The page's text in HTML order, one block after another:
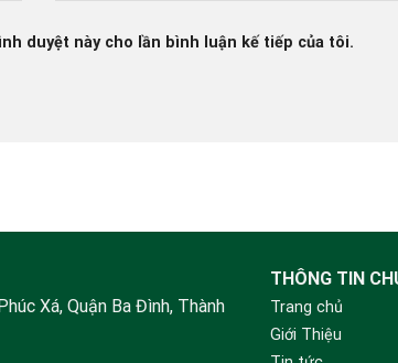
duyệt này cho lần bình luận kế tiếp của tôi.
Xá, Quận Ba Đình, Thành
THÔNG TIN
Trang chủ
Giới Thiệu